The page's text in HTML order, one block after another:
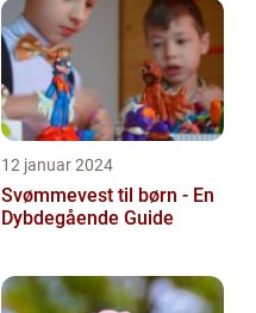
12 januar 2024
Svømmevest til børn - En
Dybdegående Guide